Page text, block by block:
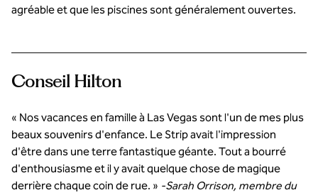
agréable et que les piscines sont généralement ouvertes.
Conseil Hilton
« Nos vacances en famille à Las Vegas sont l'un de mes plus
beaux souvenirs d'enfance. Le Strip avait l'impression
d'être dans une terre fantastique géante. Tout a bourré
d'enthousiasme et il y avait quelque chose de magique
derrière chaque coin de rue. » -Sarah Orrison, membre du